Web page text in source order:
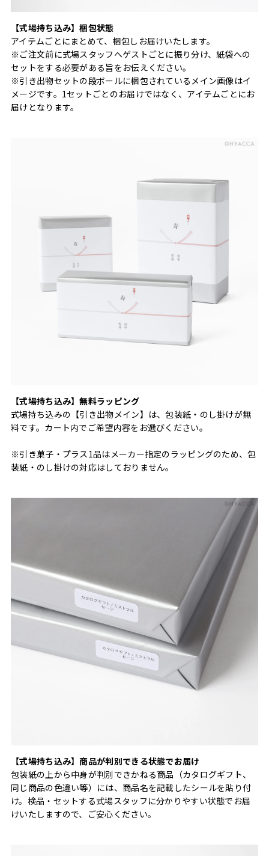
【式場持ち込み】梱包状態
アイテムごとにまとめて、梱包しお届けいたします。
※ご注文前に式場スタッフへゲストごとに振り分け、紙袋への
セットをする必要がある旨をお伝えください。
※引き出物セットの段ボールに梱包されているメイン画像はイ
メージです。1セットごとのお届けではなく、アイテムごとにお
届けとなります。
【式場持ち込み】無料ラッピング
式場持ち込みの【引き出物メイン】は、包装紙・のし掛けが無
料です。カート内でご希望内容をお選びください。
※引き菓子・プラス1品はメーカー指定のラッピングのため、包
装紙・のし掛けの対応はしておりません。
【式場持ち込み】商品が判別できる状態でお届け
包装紙の上から中身が判別できかねる商品（カタログギフト、
同じ商品の色違い等）には、商品名を記載したシールを貼り付
け。検品・セットする式場スタッフに分かりやすい状態でお届
けいたしますので、ご安心ください。